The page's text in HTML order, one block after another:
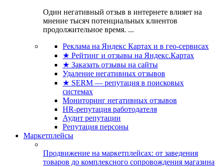
Один негативный отзыв в интернете влияет на
мнение тысяч потенциальных клиентов
продолжительное время. ...
Реклама на Яндекс Картах и в гео-сервисах
★ Рейтинг и отзывы на Яндекс.Картах
★ Заказать отзывы на сайты
Удаление негативных отзывов
★ SERM — репутация в поисковых
системах
Мониторинг негативных отзывов
HR-репутация работодателя
Аудит репутации
Репутация персоны
Маркетплейсы
Продвижение на маркетплейсах: от заведения
товаров до комплексного сопровождения магазина